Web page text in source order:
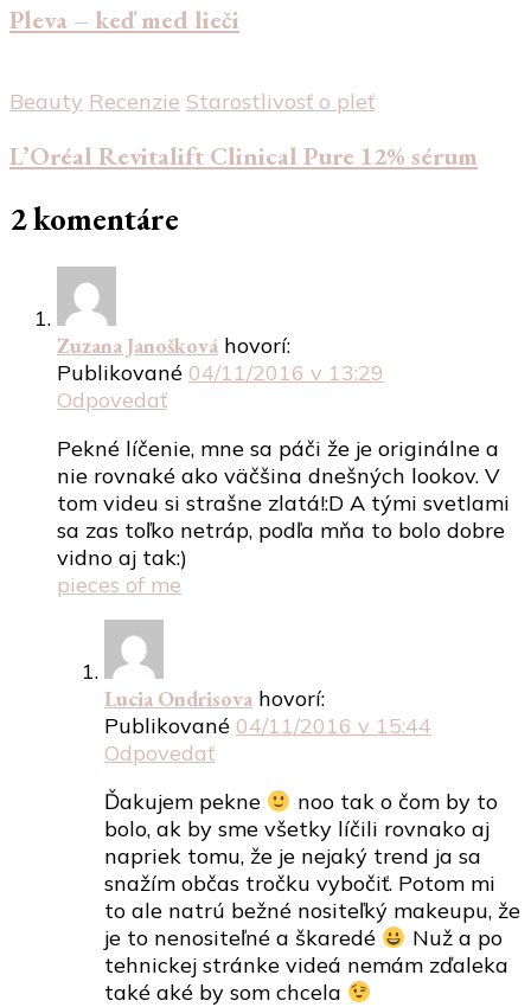
Pleva – keď med lieči
Beauty Recenzie Starostlivosť o pleť
L’Oréal Revitalift Clinical Pure 12% sérum
2 komentáre
Zuzana Janošková hovorí:
Publikované 04/11/2016 v 13:29
Odpovedať
Pekné líčenie, mne sa páči že je originálne a
nie rovnaké ako väčšina dnešných lookov. V
tom videu si strašne zlatá!:D A tými svetlami
sa zas toľko netráp, podľa mňa to bolo dobre
vidno aj tak:)
pieces of me
Lucia Ondrisova hovorí:
Publikované 04/11/2016 v 15:44
Odpovedať
Ďakujem pekne
noo tak o čom by to
bolo, ak by sme všetky líčili rovnako aj
napriek tomu, že je nejaký trend ja sa
snažím občas tročku vybočiť. Potom mi
to ale natrú bežné nositeľký makeupu, že
je to nenositeľné a škaredé
Nuž a po
tehnickej stránke videá nemám zďaleka
také aké by som chcela